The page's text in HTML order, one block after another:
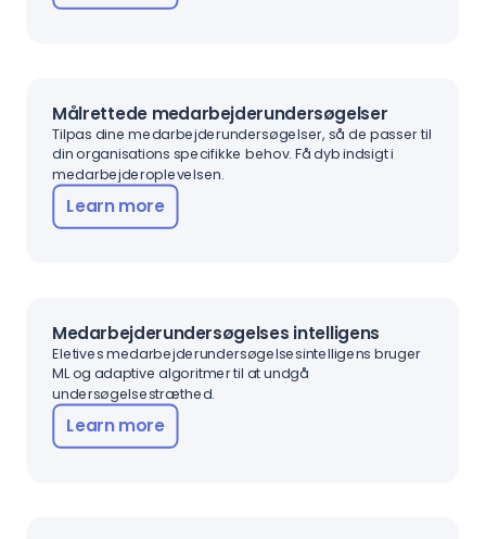
Målrettede medarbejderundersøgelser
Tilpas dine medarbejderundersøgelser, så de passer til
din organisations specifikke behov. Få dyb indsigt i
medarbejderoplevelsen.
Learn more
Medarbejderundersøgelses intelligens
Eletives medarbejderundersøgelsesintelligens bruger
ML og adaptive algoritmer til at undgå
undersøgelsestræthed.
Learn more